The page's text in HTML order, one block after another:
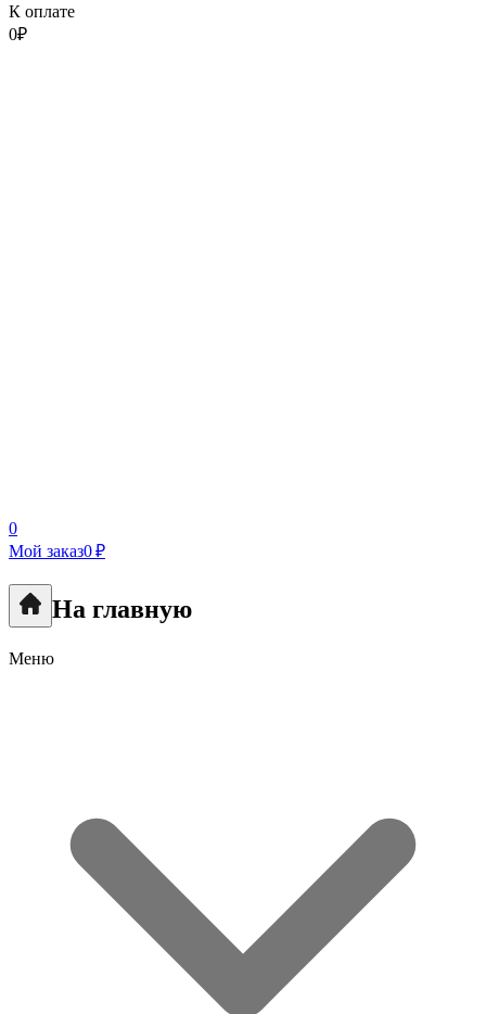
К оплате
0₽
0
Мой заказ0 ₽
На главную
Меню